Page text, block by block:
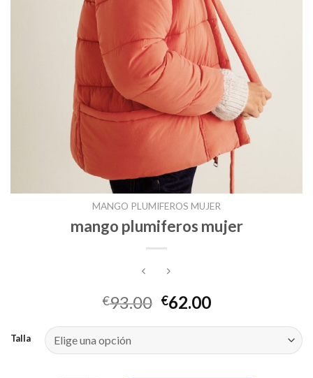
MANGO PLUMIFEROS MUJER
mango plumiferos mujer
€93.00 €62.00
Talla